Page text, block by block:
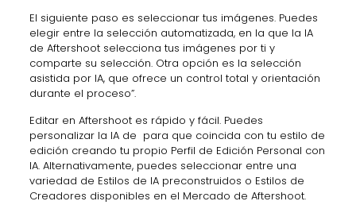
El siguiente paso es seleccionar tus imágenes. Puedes
elegir entre la selección automatizada, en la que la IA
de Aftershoot selecciona tus imágenes por ti y
comparte su selección. Otra opción es la selección
asistida por IA, que ofrece un control total y orientación
durante el proceso”.
Editar en Aftershoot es rápido y fácil. Puedes
personalizar la IA de para que coincida con tu estilo de
edición creando tu propio Perfil de Edición Personal con
IA. Alternativamente, puedes seleccionar entre una
variedad de Estilos de IA preconstruidos o Estilos de
Creadores disponibles en el Mercado de Aftershoot.